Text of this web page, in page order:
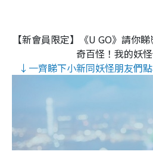
【新會員限定】《U GO》請你
奇百怪！我的妖怪
↓一齊睇下小新同妖怪朋友們